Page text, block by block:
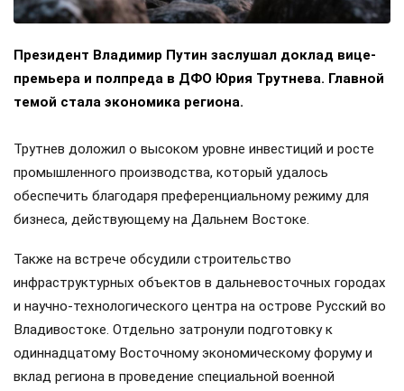
Президент Владимир Путин заслушал доклад вице-
премьера и полпреда в ДФО Юрия Трутнева. Главной
темой стала экономика региона.
Трутнев доложил о высоком уровне инвестиций и росте
промышленного производства, который удалось
обеспечить благодаря преференциальному режиму для
бизнеса, действующему на Дальнем Востоке.
Также на встрече обсудили строительство
инфраструктурных объектов в дальневосточных городах
и научно-технологического центра на острове Русский во
Владивостоке. Отдельно затронули подготовку к
одиннадцатому Восточному экономическому форуму и
вклад региона в проведение специальной военной